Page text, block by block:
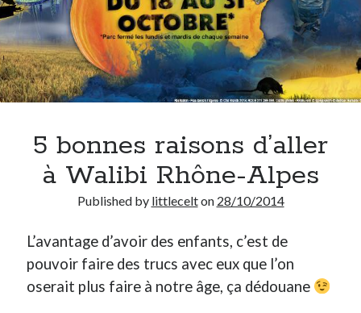
Derniers articles
Municipales 2026 : Lyon, Métropole et Caluire, mon choix pour l’avenir
Quel Lyonnais es-tu, Renaud Ducher ?
A quand une véritable place pour le vélo à Caluire dans la Métropole de
Lyon ?
Comment je vis ma vie sur un vélo
Derniers Commentaires
Entretien ménagerdansT’as vu quoi ? #52
5 bonnes raisons d’aller
à Walibi Rhône-Alpes
Published by littlecelton 28/10/2014
L’avantage d’avoir des enfants, c’est de
pouvoir faire des trucs avec eux que l’on
oserait plus faire à notre âge, ça dédouane